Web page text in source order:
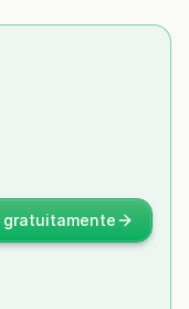
gratuitamente